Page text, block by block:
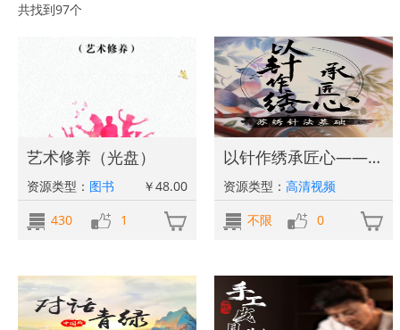
共找到97个
艺术修养（光盘）
资源类型： 图书
￥48.00
430
1
以针作绣承匠心——苏绣针法基础
资源类型： 高清视频
不限
0